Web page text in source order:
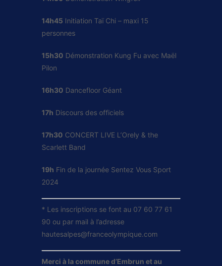
14h45 Initiation Taï Chi – maxi 15
personnes
15h30 Démonstration Kung Fu avec Maël
Pilon
16h30 Dancefloor Géant
17h Discours des officiels
17h30 CONCERT LIVE L’Orely & the
Scarlett Band
19h Fin de la journée Sentez Vous Sport
2024
* Les inscriptions se font au 07 60 77 61
90 ou par mail à l’adresse
hautesalpes@franceolympique.com
Merci à la commune d’Embrun et au